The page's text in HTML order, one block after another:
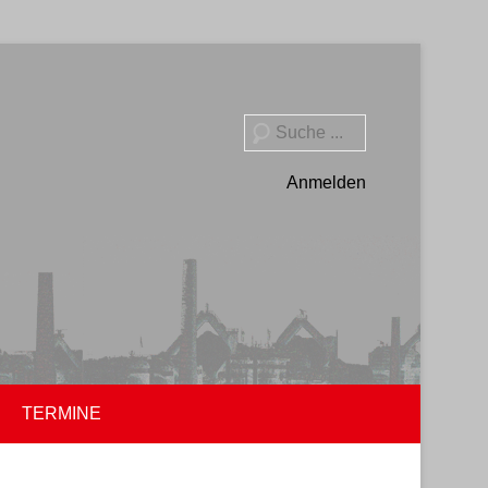
Suche
Anmelden
TERMINE